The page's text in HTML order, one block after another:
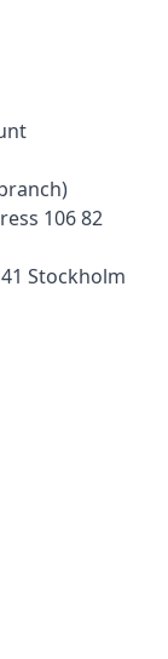
106 82
Stockholm